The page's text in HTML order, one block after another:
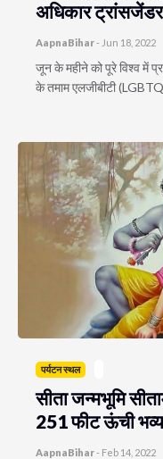
अधिकार ट्रांसजेंडर
AapnaBihar- Jun 18, 2022
जून के महीने को पूरे विश्व में
के तमाम एलजीबीटी
पर्यटन स्थल
सीता जन्मभूमि
251 फीट ऊंची भव्य
AapnaBihar- Feb 14, 2022